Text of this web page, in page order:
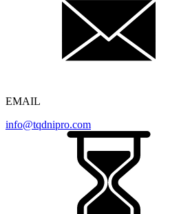
EMAIL
info@tqdnipro.com